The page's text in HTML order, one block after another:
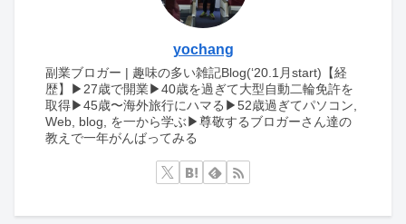
yochang
副業ブロガー | 趣味の多い雑記Blog(‘20.1月start)【経
歴】▶︎27歳で開業▶︎40歳を過ぎて大型自動二輪免許を
取得▶︎45歳〜海外旅行にハマる▶︎52歳過ぎてパソコン,
Web, blog, を一から学ぶ▶︎尊敬するブロガーさん達の
教えで一年がんばってみる